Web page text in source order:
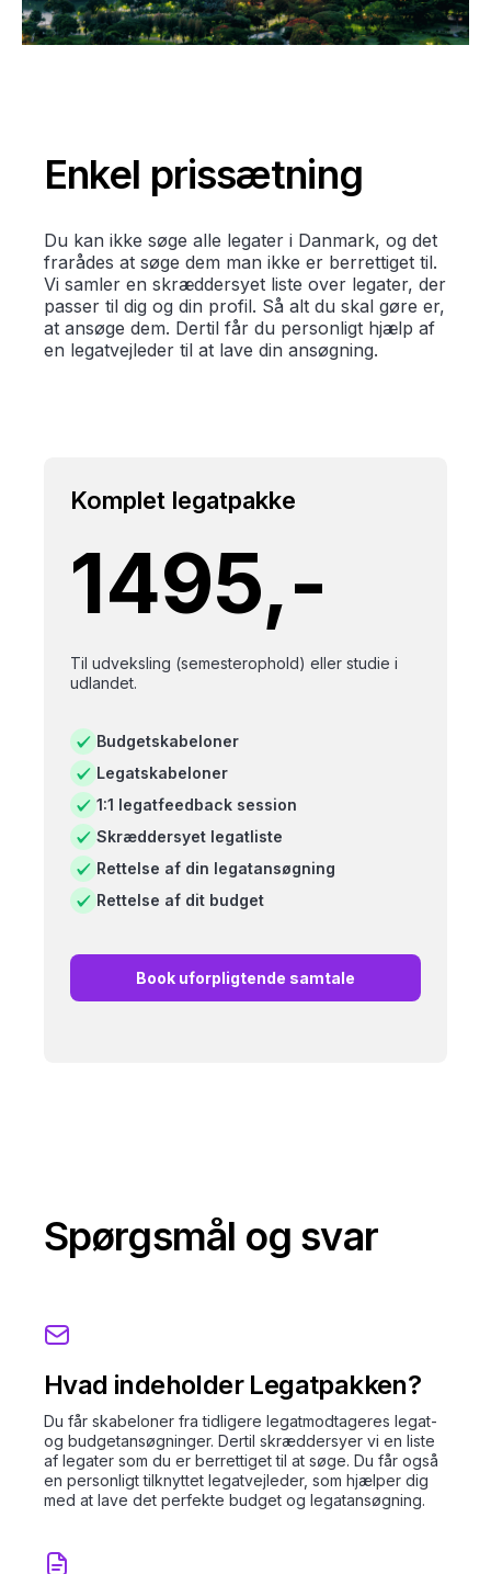
Enkel prissætning
Du kan ikke søge alle legater i Danmark, og det
frarådes at søge dem man ikke er berrettiget til.
Vi samler en skræddersyet liste over legater, der
passer til dig og din profil. Så alt du skal gøre er,
at ansøge dem. Dertil får du personligt hjælp af
en legatvejleder til at lave din ansøgning.
Komplet legatpakke
1495,-
Til udveksling (semesterophold) eller studie i
udlandet.
Budgetskabeloner
Legatskabeloner
1:1 legatfeedback session
Skræddersyet legatliste
Rettelse af din legatansøgning
Rettelse af dit budget
Book uforpligtende samtale
Spørgsmål og svar
Hvad indeholder Legatpakken?
Du får skabeloner fra tidligere legatmodtageres legat-
og budgetansøgninger. Dertil skræddersyer vi en liste
af legater som du er berrettiget til at søge. Du får også
en personligt tilknyttet legatvejleder, som hjælper dig
med at lave det perfekte budget og legatansøgning.